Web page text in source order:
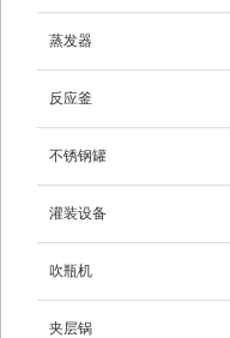
蒸发器
反应釜
不锈钢罐
灌装设备
吹瓶机
夹层锅